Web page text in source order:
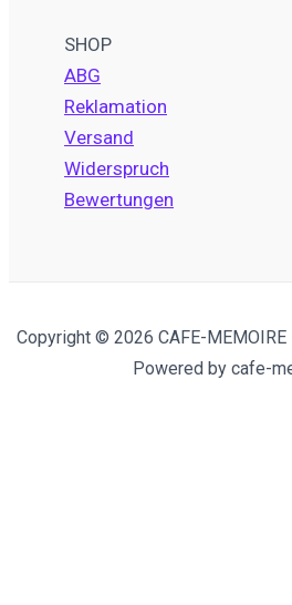
SHOP
ABG
Reklamation
Versand
Widerspruch
Bewertungen
Copyright © 2026 CAFE-
Powered by cafe-